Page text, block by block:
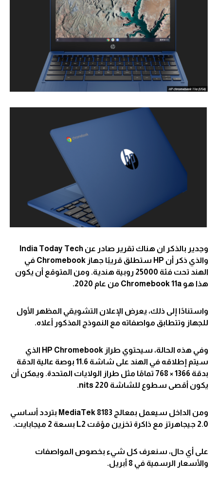
وجدير بالذكر ان هناك تقرير صادر عن India Today Tech
والذي ذكر أن HP ستطلق قريبًا جهاز Chromebook في
الهند تحت فئة 25000 روبية هندية. ومن المتوقع أن يكون
هذا هو Chromebook 11a من عام 2020.
واستنادًا إلى ذلك، يعرض الإعلان التشويقي المظهر الأول
للجهاز وتتطابق مواصفاته مع النموذج المذكور أعلاه.
وفي هذه الحالة، سيحتوي طراز HP Chromebook الذي
سيتم إطلاقه في الهند على شاشة 11.6 بوصة عالية الدقة
بدقة 1366 × 768 تمامًا مثل طراز الولايات المتحدة. ويمكن أن
يكون أقصى سطوع للشاشة 220 nits.
ومن الداخل سيعمل بمعالج MediaTek 8183 بتردد أساسي
2.0 جيجاهرتز مع ذاكرة تخزين مؤقت L2 بسعة 2 ميجابايت.
على أي حال، سنعرف كل شيء بخصوص المواصفات
والأسعار الرسمية في 8 أبريل.